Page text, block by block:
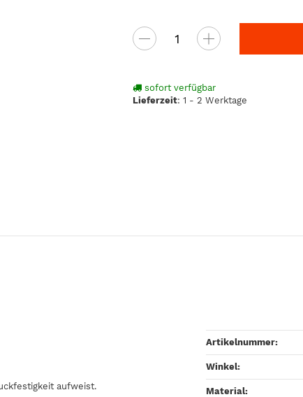
sofort verfügbar
Lieferzeit:1 - 2 Werktage
aufweist.
Artikelnummer:
Winkel‍:
Material‍: